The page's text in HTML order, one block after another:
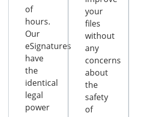
of
hours.
Our
eSignatures
have
the
identical
legal
power
your
files
without
any
concerns
about
the
safety
of